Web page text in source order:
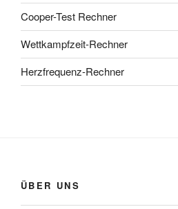
Cooper-Test Rechner
Wettkampfzeit-Rechner
Herzfrequenz-Rechner
ÜBER UNS